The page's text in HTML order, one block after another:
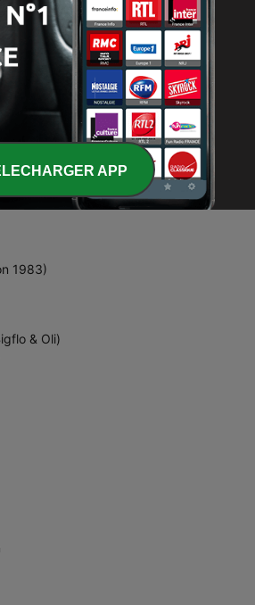
Page
5
> >>
1983)
& Oli)
APP